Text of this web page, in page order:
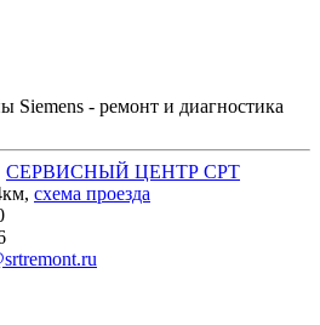
СЕРВИСНЫЙ ЦЕНТР СРТ
, cхема проезда